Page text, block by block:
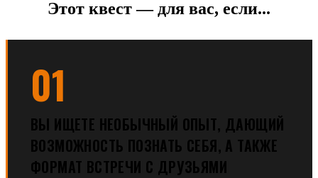
Этот квест — для вас, если...
01
ВЫ ИЩЕТЕ НЕОБЫЧНЫЙ ОПЫТ, ДАЮЩИЙ
ВОЗМОЖНОСТЬ ПОЗНАТЬ СЕБЯ, А ТАКЖЕ
ФОРМАТ ВСТРЕЧИ С ДРУЗЬЯМИ